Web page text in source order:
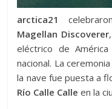
arctica21
Magellan Discoverer
eléctrico de
nacional. La
la nave fue puesta a
Río Calle Calle en la